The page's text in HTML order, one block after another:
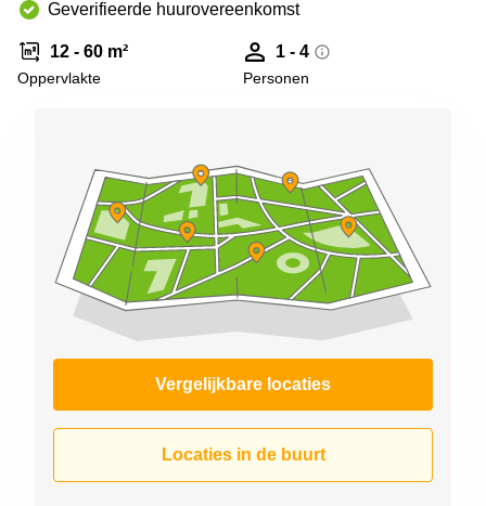
Hilversum
Coworking
space
Zwolle
Kantoor
Hengelo
Bedrijfsruimte
Huren in
Nijmegen
Geverifieerde huurovereenkomst
12 - 60 m²
Oppervlakte
1 - 4
Personen
Vergelijkbare locaties
Locaties in de buurt